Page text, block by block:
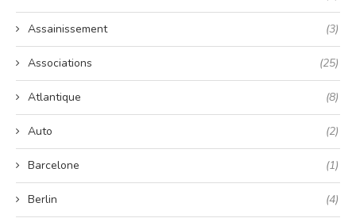
Assainissement (3)
Associations (25)
Atlantique (8)
Auto (2)
Barcelone (1)
Berlin (4)